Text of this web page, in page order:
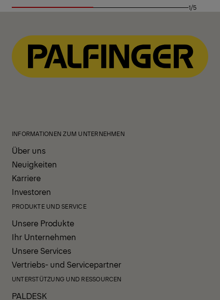
1/5
INFORMATIONEN ZUM UNTERNEHMEN
Über uns
Neuigkeiten
Karriere
Investoren
PRODUKTE UND SERVICE
Unsere Produkte
Ihr Unternehmen
Unsere Services
Vertriebs- und Servicepartner
UNTERSTÜTZUNG UND RESSOURCEN
PALDESK